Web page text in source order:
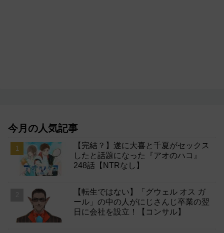
今月の人気記事
【完結？】遂に大喜と千夏がセックス
したと話題になった『アオのハコ』
248話【NTRなし】
【転生ではない】「グウェル オス ガ
ール」の中の人がにじさんじ卒業の翌
日に会社を設立！【コンサル】